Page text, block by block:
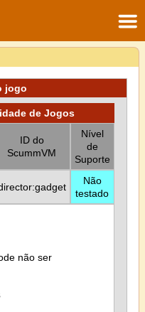
jogo
de Jogos
ID do
ScummVM
Nível
de
Suporte
Não
testado
não ser